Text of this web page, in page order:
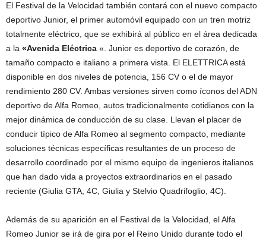
El Festival de la Velocidad también contará con el nuevo compacto
deportivo Junior, el primer automóvil equipado con un tren motriz
totalmente eléctrico, que se exhibirá al público en el área dedicada
a la «Avenida Eléctrica «. Junior es deportivo de corazón, de
tamaño compacto e italiano a primera vista. El ELETTRICA está
disponible en dos niveles de potencia, 156 CV o el de mayor
rendimiento 280 CV. Ambas versiones sirven como íconos del ADN
deportivo de Alfa Romeo, autos tradicionalmente cotidianos con la
mejor dinámica de conducción de su clase. Llevan el placer de
conducir típico de Alfa Romeo al segmento compacto, mediante
soluciones técnicas específicas resultantes de un proceso de
desarrollo coordinado por el mismo equipo de ingenieros italianos
que han dado vida a proyectos extraordinarios en el pasado
reciente (Giulia GTA, 4C, Giulia y Stelvio Quadrifoglio, 4C).
Además de su aparición en el Festival de la Velocidad, el Alfa
Romeo Junior se irá de gira por el Reino Unido durante todo el